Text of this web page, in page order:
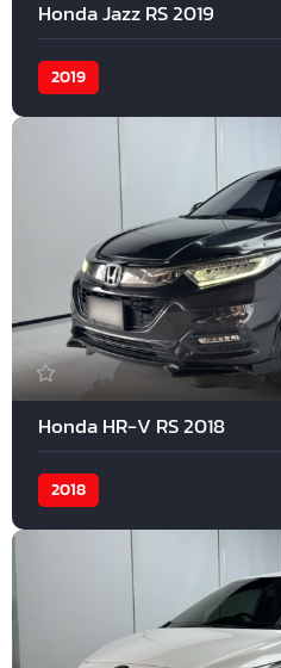
Honda Jazz RS 2019
2019
Honda HR-V RS 2018
2018